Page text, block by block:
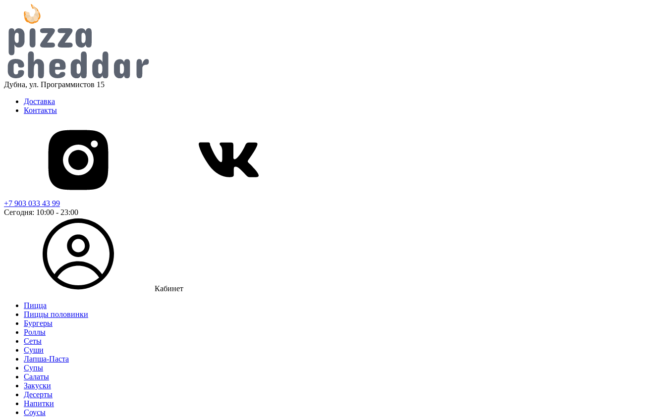
Дубна, ул. Программистов 15
Доставка
Контакты
+7 903 033 43 99
Сегодня: 10:00 - 23:00
Кабинет
Пицца
Пиццы половинки
Бургеры
Роллы
Сеты
Суши
Лапша-Паста
Супы
Салаты
Закуски
Десерты
Напитки
Соусы